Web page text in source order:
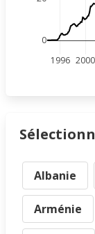
1996 2000
0
Albanie
Arménie